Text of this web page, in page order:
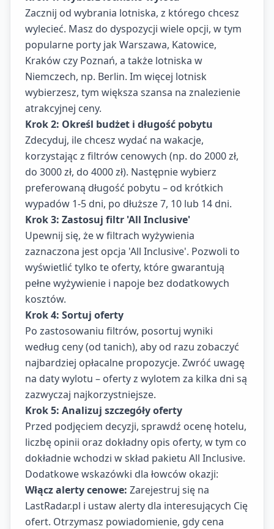
Zacznij od wybrania lotniska, z którego chcesz
wylecieć. Masz do dyspozycji wiele opcji, w tym
popularne porty jak Warszawa, Katowice,
Kraków czy Poznań, a także lotniska w
Niemczech, np. Berlin. Im więcej lotnisk
wybierzesz, tym większa szansa na znalezienie
atrakcyjnej ceny.
Krok 2: Określ budżet i długość pobytu
Zdecyduj, ile chcesz wydać na wakacje,
korzystając z filtrów cenowych (np. do 2000 zł,
do 3000 zł, do 4000 zł). Następnie wybierz
preferowaną długość pobytu – od krótkich
wypadów 1-5 dni, po dłuższe 7, 10 lub 14 dni.
Krok 3: Zastosuj filtr 'All Inclusive'
Upewnij się, że w filtrach wyżywienia
zaznaczona jest opcja 'All Inclusive'. Pozwoli to
wyświetlić tylko te oferty, które gwarantują
pełne wyżywienie i napoje bez dodatkowych
kosztów.
Krok 4: Sortuj oferty
Po zastosowaniu filtrów, posortuj wyniki
według ceny (od tanich), aby od razu zobaczyć
najbardziej opłacalne propozycje. Zwróć uwagę
na daty wylotu – oferty z wylotem za kilka dni są
zazwyczaj najkorzystniejsze.
Krok 5: Analizuj szczegóły oferty
Przed podjęciem decyzji, sprawdź ocenę hotelu,
liczbę opinii oraz dokładny opis oferty, w tym co
dokładnie wchodzi w skład pakietu All Inclusive.
Dodatkowe wskazówki dla łowców okazji:
Włącz alerty cenowe: Zarejestruj się na
LastRadar.pl i ustaw alerty dla interesujących Cię
ofert. Otrzymasz powiadomienie, gdy cena